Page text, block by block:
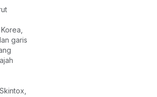
garis